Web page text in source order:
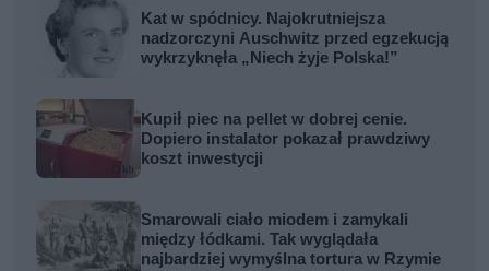
Kat w spódnicy. Najokrutniejsza
nadzorczyni Auschwitz przed egzekucją
wykrzyknęła „Niech żyje Polska!”
Kupił piec na pellet w dobrej cenie.
Dopiero instalator pokazał prawdziwy
koszt inwestycji
Smarowali ciało miodem i zamykali
między łódkami. Tak wyglądała
najbardziej wymyślna tortura w Rzymie